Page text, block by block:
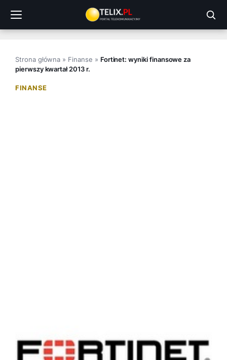
treści
Strona główna » Finanse » Fortinet: wyniki finansowe za
pierwszy kwartał 2013 r.
FINANSE